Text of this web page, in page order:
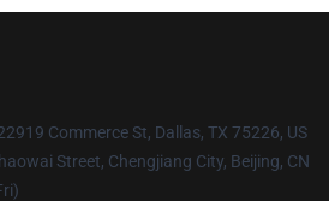
Commerce St, Dallas, TX 75226, US
Street, Chengjiang City, Beijing, CN